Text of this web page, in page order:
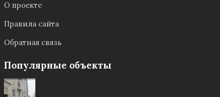
О проекте
Правила сайта
Обратная связь
Популярные объекты